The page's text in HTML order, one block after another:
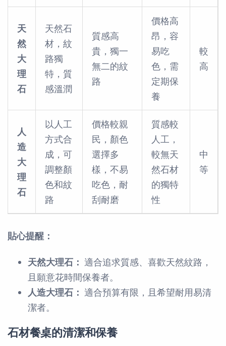
天
然
大
理
石
天然石
材，紋
路獨
特，質
感溫潤
質感高
貴，獨一
無二的紋
路
價格高
昂，容
易吃
色，需
定期保
養
較
高
人
造
大
理
石
以人工
方式合
成，可
調整顏
色和紋
路
價格較親
民，顏色
選擇多
樣，不易
吃色，耐
刮耐磨
質感較
人工，
較無天
然石材
的獨特
性
中
等
貼心提醒：
天然大理石： 適合追求質感、喜歡天然紋路，
且願意花時間保養者。
人造大理石： 適合預算有限，且希望耐用易清
潔者。
石材餐桌的清潔和保養